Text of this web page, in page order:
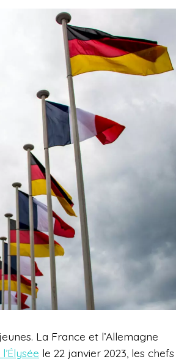
La France et l’Allemagne
le 22 janvier 2023, les chefs